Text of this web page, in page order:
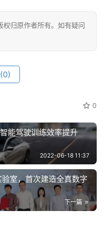
归原作者所有。如有疑问
(0)
0
能驾驶训练效率提升
2022-06-18 11:37
室，首次建造全真数字
下一篇